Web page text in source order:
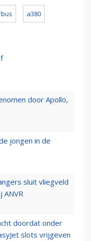
a380
door Apollo,
jongen in de
sluit vliegveld
ANVR
doordat onder
slots vrijgeven